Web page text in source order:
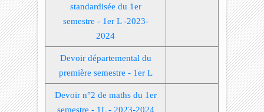
standardisée du 1er
semestre - 1er L -2023-
2024
Devoir départemental du
première semestre - 1er L
Devoir n°2 de maths du 1er
semestre - 1L - 2023-2024